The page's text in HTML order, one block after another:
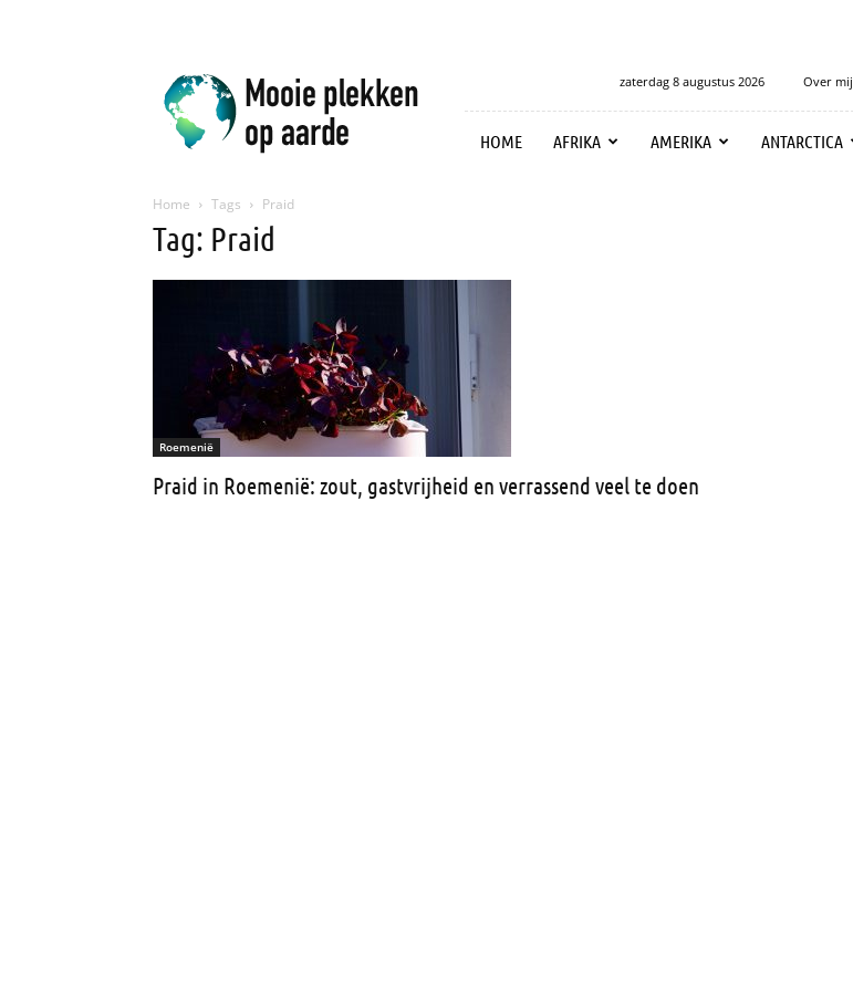
Mooie
plekken
op
aarde
zaterdag 8 augustus 2026 Over mij
HOME AFRIKA AMERIKA ANTARCTICA
Home Tags Praid
Tag: Praid
Roemenië
Praid in Roemenië: zout, gastvrijheid en verrassend veel te doen